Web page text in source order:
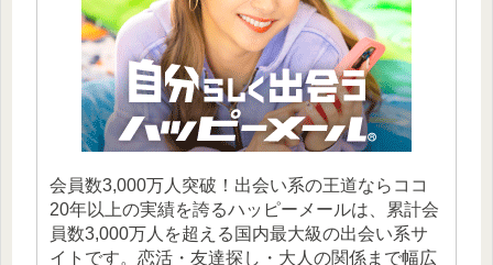
会員数3,000万人突破！出会い系の王道ならココ
20年以上の実績を誇るハッピーメールは、累計会
員数3,000万人を超える国内最大級の出会い系サ
イトです。恋活・友達探し・大人の関係まで幅広